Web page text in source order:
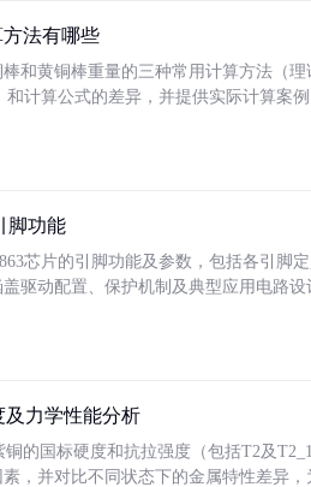
法有哪些
和黄铜棒重量的三种常用计算方法（
和计算公式的差异，并提供实际计算案
脚功能
芯片的引脚功能及参数，包括各引脚
驱动配置、保护机制及典型应用电路
及力学性能分析
的国标硬度和抗拉强度（包括T2及
，并对比不同状态下的金属特性差异，